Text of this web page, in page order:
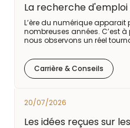
La recherche
L’ère du numérique
nombreuses années. C’est
nous observons un réel
Carrière & Conseils
20/07/2026
Les idées reçues sur